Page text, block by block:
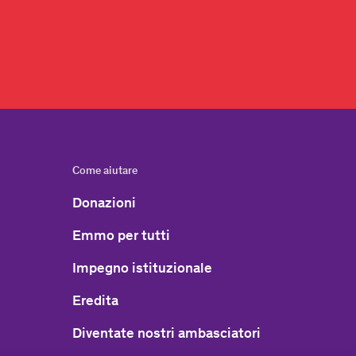
Come aiutare
Donazioni
Emmo per tutti
Impegno istituzionale
Eredita
Diventate nostri ambasciatori